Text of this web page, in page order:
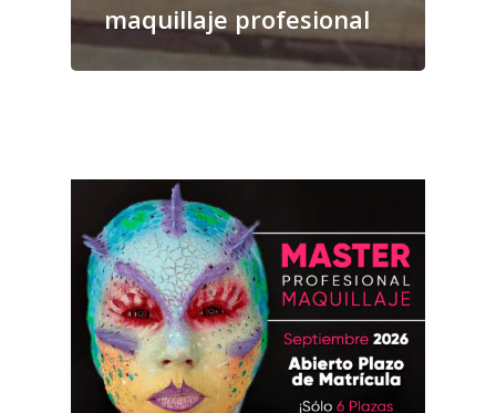
maquillaje profesional